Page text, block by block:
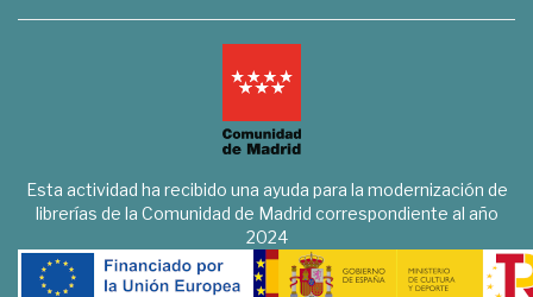
Esta actividad ha recibido una ayuda para la modernización de
librerías de la Comunidad de Madrid correspondiente al año
2024